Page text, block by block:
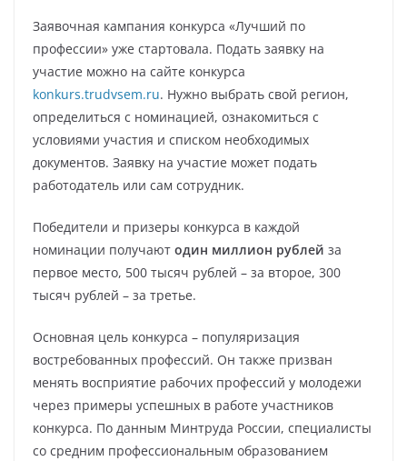
Заявочная кампания конкурса «Лучший по
профессии» уже стартовала. Подать заявку на
участие можно на сайте конкурса
konkurs.trudvsem.ru. Нужно выбрать свой регион,
определиться с номинацией, ознакомиться с
условиями участия и списком необходимых
документов. Заявку на участие может подать
работодатель или сам сотрудник.
Победители и призеры конкурса в каждой
номинации получают один миллион рублей за
первое место, 500 тысяч рублей – за второе, 300
тысяч рублей – за третье.
Основная цель конкурса – популяризация
востребованных профессий. Он также призван
менять восприятие рабочих профессий у молодежи
через примеры успешных в работе участников
конкурса. По данным Минтруда России, специалисты
со средним профессиональным образованием